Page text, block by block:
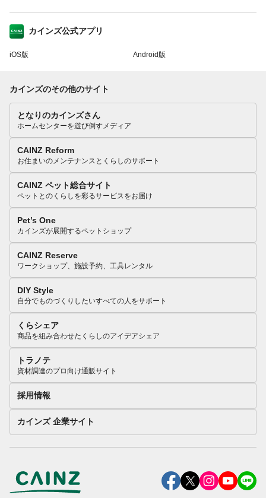
カインズ公式アプリ
iOS版 Android版
カインズのその他のサイト
となりのカインズさん
ホームセンターを遊び倒すメディア
CAINZ Reform
お住まいのメンテナンスとくらしのサポート
CAINZ ペット総合サイト
ペットとのくらしを彩るサービスをお届け
Pet’s One
カインズが展開するペットショップ
CAINZ Reserve
ワークショップ、施設予約、工具レンタル
DIY Style
自分でものづくりしたいすべての人をサポート
くらシェア
商品を組み合わせたくらしのアイデアシェア
トラノテ
資材調達のプロ向け通販サイト
採用情報
カインズ 企業サイト